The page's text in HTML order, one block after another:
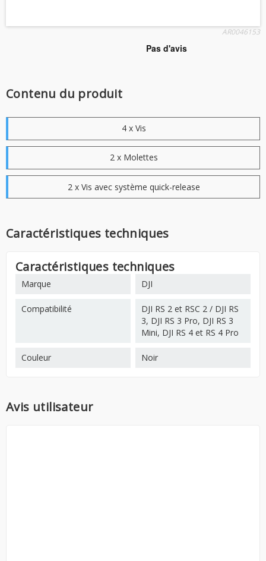
AR0046153
Contenu du produit
4 x Vis
2 x Molettes
2 x Vis avec système quick-release
Caractéristiques techniques
Caractéristiques techniques
Marque DJI
Compatibilité
DJI RS 2 et RSC 2 / DJI RS
3, DJI RS 3 Pro, DJI RS 3
Mini, DJI RS 4 et RS 4 Pro
Couleur Noir
Avis utilisateur